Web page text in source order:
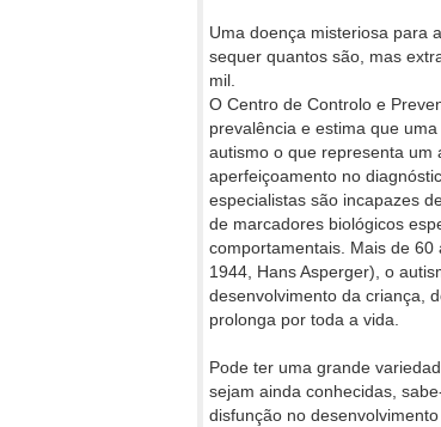
Uma doença misteriosa para
sequer quantos são, mas
mil.
O Centro de Controlo e
prevalência e estima que
autismo o que representa um
aperfeiçoamento no
especialistas são incapazes
de marcadores biológicos
comportamentais. Mais de
1944, Hans Asperger), o
desenvolvimento da criança,
prolonga por toda a vida.
Pode ter uma grande
sejam ainda conhecidas,
disfunção no